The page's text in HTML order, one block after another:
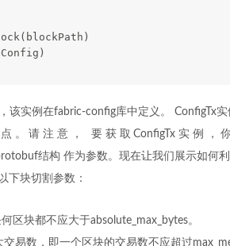
该实例在fabric-config库中定义。 ConfigTx
。请注意， 要获取ConfigTx实例，
结构 作为参数。现在让我们展示如何
下块切割参数：
区块都不应大于absolute_max_bytes。
易数，即一个区块的交易数不应超过